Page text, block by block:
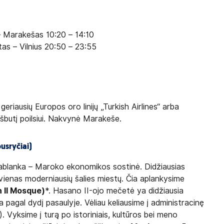
10:20 – 14:10
– Vilnius 20:50 – 23:55
Europos oro linijų „Turkish Airlines“ arba
poilsiui. Nakvynė Marakeše.
– Maroko ekonomikos sostinė. Didžiausias
moderniausių šalies miestų. Čia aplankysime
II Mosque)*. Hasano II-ojo mečetė ya didžiausia
dydį pasaulyje. Vėliau keliausime į administracinę
Vyksime į turą po istoriniais, kultūros bei meno